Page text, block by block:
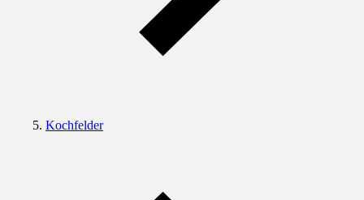
Kochfelder